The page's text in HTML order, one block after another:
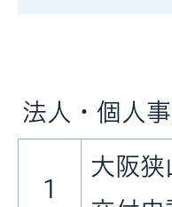
法人・個人
1
大阪